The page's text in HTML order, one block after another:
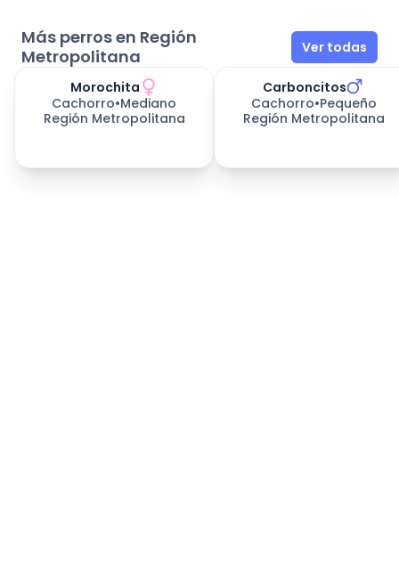
Más perros en Región
Metropolitana
Ver todas
Morochita
Cachorro•Mediano
Región Metropolitana
Carboncitos
Cachorro•Pequeño
Región Metropolitana